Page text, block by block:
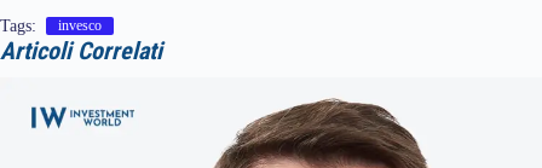
Tags: invesco
Articoli Correlati